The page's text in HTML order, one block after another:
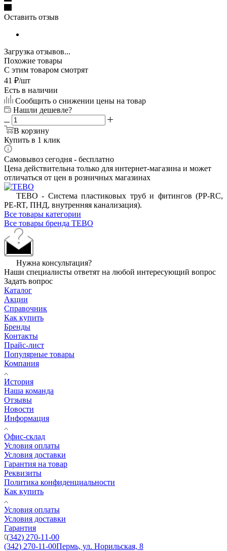
Оставить отзыв
Загрузка отзывов...
Похожие товары
С этим товаром смотрят
41 ₽/шт
Есть в наличии
Сообщить о снижении цены на товар
Нашли дешевле?
В корзину
Купить в 1 клик
Самовывоз сегодня - бесплатно
Цена действительна только для интернет-магазина и может
отличаться от цен в розничных магазинах
ТЕВО - Система пластиковых труб и фитингов (PP-RC,
PE-RT, ПНД, внутренняя канализация).
Все товары категории
Все товары бренда TEBO
Нужна консультация?
Наши специалисты ответят на любой интересующий вопрос
Задать вопрос
Каталог
Акции
Справочник
Как купить
Бренды
Контакты
Прайс-лист
Популярные товары
Компания
История
Наша команда
Отзывы
Новости
Информация
Офис-склад
Условия оплаты
Условия доставки
Гарантия на товар
Реквизиты
Политика конфиденциальности
Как купить
Условия оплаты
Условия доставки
Гарантия
(342) 270-11-00
(342) 270-11-00Пермь, ул. Норильская, 8